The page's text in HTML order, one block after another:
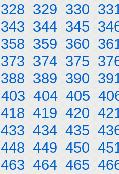
328 329 330
343 344 345
358 359 360
373 374 375
388 389 390
403 404 405
418 419 420
433 434 435
448 449 450
463 464 465